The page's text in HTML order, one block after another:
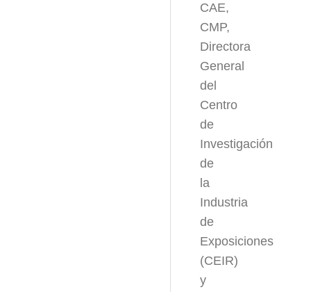
CAE,
CMP,
Directora
General
del
Centro
de
Investigación
de
la
Industria
de
Exposiciones
(CEIR)
y